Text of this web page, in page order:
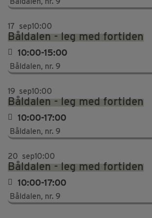
17 sep10:00
Båldalen - leg med fortiden
10:00-15:00
Båldalen, nr. 9
19 sep10:00
Båldalen - leg med fortiden
10:00-17:00
Båldalen, nr. 9
20 sep10:00
Båldalen - leg med fortiden
10:00-17:00
Båldalen, nr. 9